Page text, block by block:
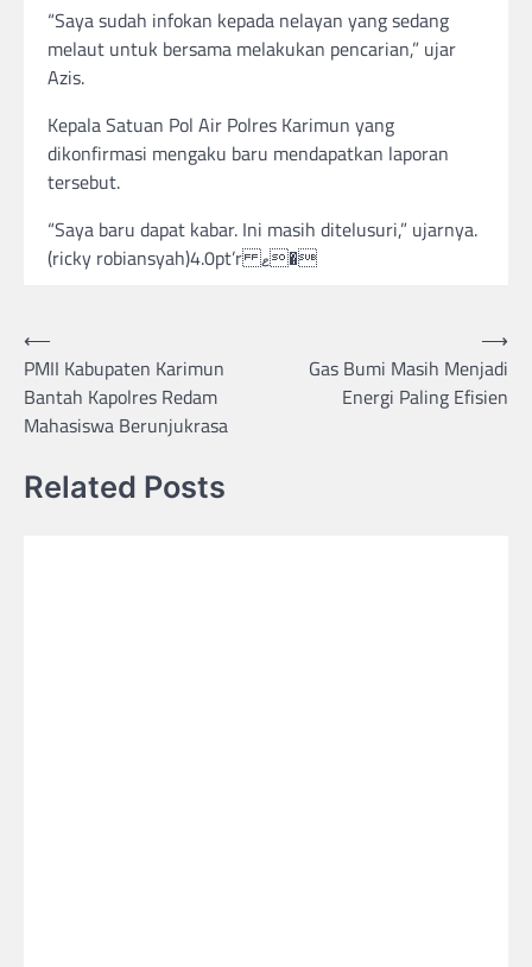
“Saya sudah infokan kepada nelayan yang sedang
melaut untuk bersama melakukan pencarian,” ujar
Azis.
Kepala Satuan Pol Air Polres Karimun yang
dikonfirmasi mengaku baru mendapatkan laporan
tersebut.
“Saya baru dapat kabar. Ini masih ditelusuri,” ujarnya.
(ricky robiansyah)4.0pt’r ޱ�
Post
navigation
⟵
PMII Kabupaten Karimun
Bantah Kapolres Redam
Mahasiswa Berunjukrasa
Gas Bumi Masih Menjadi
Energi Paling Efisien
⟶
Related Posts